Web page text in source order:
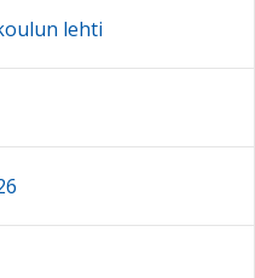
lehti